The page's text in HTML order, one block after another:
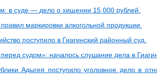
в суде — дело о хищении 15 000 рублей.
маркировки алкогольной продукции.
поступило в Гиагинский районный суд.
судом»: началось слушание дела в
Адыгея поступило уголовное дело в